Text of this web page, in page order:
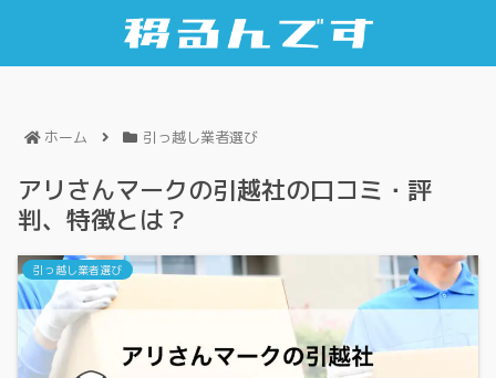
ホーム 引っ越し業者選び
アリさんマークの引越社の口コミ・評
判、特徴とは？
引っ越し業者選び